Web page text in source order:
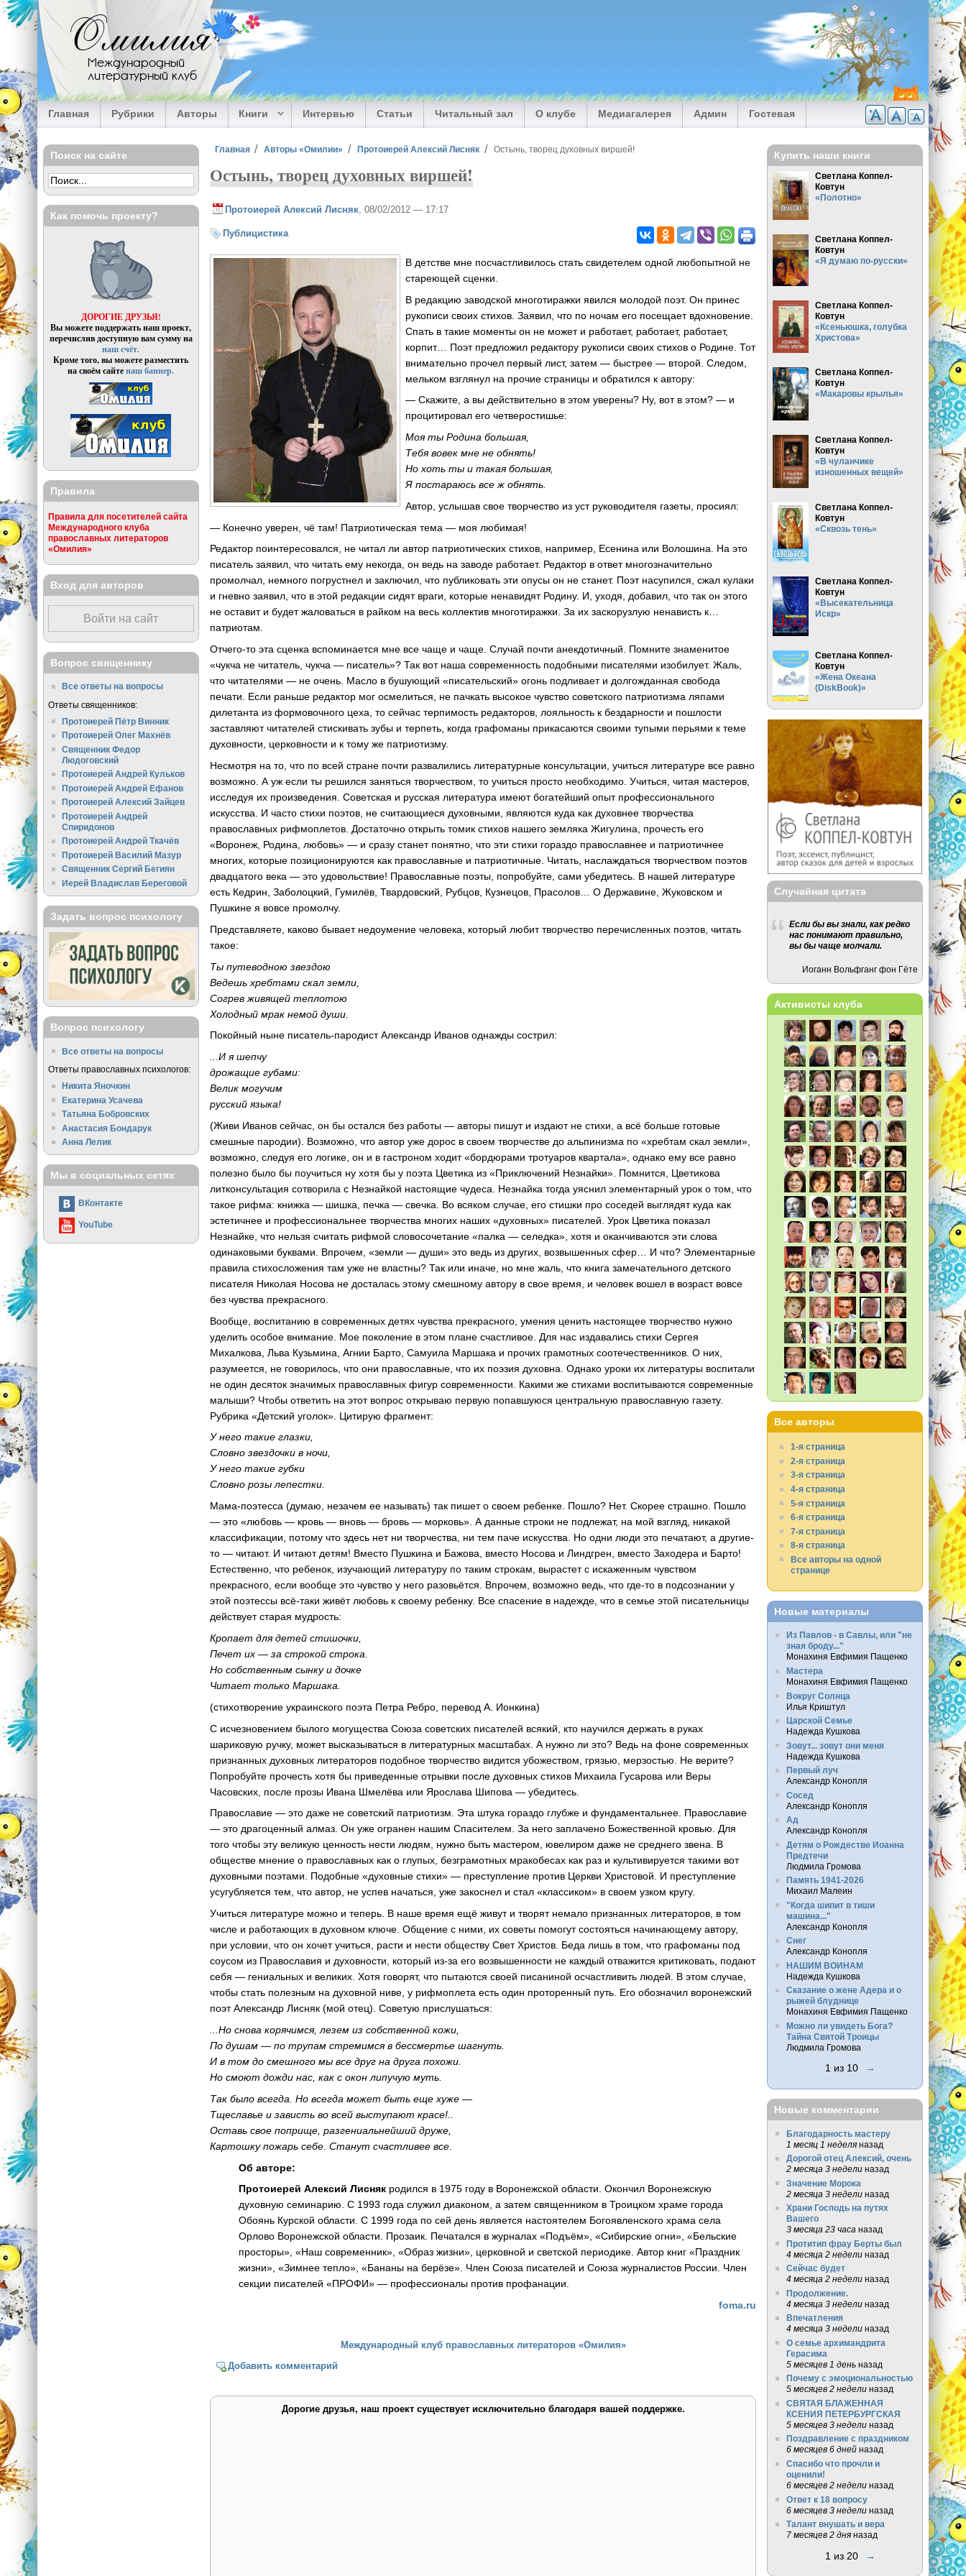
Перейти к основному содержанию
Омилия
Международный
литературный клуб
Главная Рубрики Авторы Книги Интервью Статьи Читальный зал О клубе Медиагалерея Админ Гостевая
Вы здесь
Главная Авторы «Омилии» Протоиерей Алексий Лисняк Остынь, творец духовных виршей!
Остынь, творец духовных виршей!
Протоиерей Алексий Лисняк , 08/02/2012 — 17:17
Публицистика
В детстве мне посчастливилось стать свидетелем одной любопытной не
стареющей сценки.
В редакцию заводской многотиражки явился молодой поэт. Он принес
рукописи своих стихов. Заявил, что по ночам его посещает вдохновение.
Спать в такие моменты он не может и работает, работает, работает,
корпит… Поэт предложил редактору рукописи своих стихов о Родине. Тот
внимательно прочел первый лист, затем — быстрее — второй. Следом,
мельком взглянул на прочие страницы и обратился к автору:
— Скажите, а вы действительно в этом уверены? Ну, вот в этом? — и
процитировал его четверостишье:
Моя ты Родина большая,
Тебя вовек мне не обнять!
Но хоть ты и такая большая,
Я постараюсь все ж обнять.
Автор, услышав свое творчество из уст руководителя газеты, просиял:
— Конечно уверен, чё там! Патриотическая тема — моя любимая!
Редактор поинтересовался, не читал ли автор патриотических стихов, например, Есенина или Волошина. На это
писатель заявил, что читать ему некогда, он ведь на заводе работает. Редактор в ответ многозначительно
промолчал, немного погрустнел и заключил, что публиковать эти опусы он не станет. Поэт насупился, сжал кулаки
и гневно заявил, что в этой редакции сидят враги, которые ненавидят Родину. И, уходя, добавил, что так он этого
не оставит и будет жаловаться в райком на весь коллектив многотиражки. За их заскорузлую ненависть к…
патриотам.
Отчего-то эта сценка вспоминается мне все чаще и чаще. Случай почти анекдотичный. Помните знаменитое
«чукча не читатель, чукча — писатель»? Так вот наша современность подобными писателями изобилует. Жаль,
что читателями — не очень. Масло в бушующий «писательский» огонь подливает и долгожданная свобода
печати. Если раньше редактор мог осмелиться, не пачкать высокое чувство советского патриотизма ляпами
дилетанта из формовочного цеха, то сейчас терпимость редакторов, лояльность к бездарности и пошлости
заставляют читателей стискивать зубы и терпеть, когда графоманы прикасаются своими тупыми перьями к теме
духовности, церковности и к тому же патриотизму.
Несмотря на то, что по всей стране почти развалились литературные консультации, учиться литературе все равно
возможно. А уж если ты решился заняться творчеством, то учиться просто необходимо. Учиться, читая мастеров,
исследуя их произведения. Советская и русская литература имеют богатейший опыт профессионального
искусства. И часто стихи поэтов, не считающиеся духовными, являются куда как духовнее творчества
православных рифмоплетов. Достаточно открыть томик стихов нашего земляка Жигулина, прочесть его
«Воронеж, Родина, любовь» — и сразу станет понятно, что эти стихи гораздо православнее и патриотичнее
многих, которые позиционируются как православные и патриотичные. Читать, наслаждаться творчеством поэтов
двадцатого века — это удовольствие! Православные поэты, попробуйте, сами убедитесь. В нашей литературе
есть Кедрин, Заболоцкий, Гумилёв, Твардовский, Рубцов, Кузнецов, Прасолов… О Державине, Жуковском и
Пушкине я вовсе промолчу.
Представляете, каково бывает недоумение человека, который любит творчество перечисленных поэтов, читать
такое:
Ты путеводною звездою
Ведешь хребтами скал земли,
Согрев живящей теплотою
Холодный мрак немой души.
Покойный ныне писатель-пародист Александр Иванов однажды сострил:
...И я шепчу
дрожащие губами:
Велик могучим
русский языка!
(Живи Иванов сейчас, он бы остался без работы — авторы пишут и издают не стихи, а всё больше готовые
смешные пародии). Возможно, что автор уже дорос в своем творчестве до альпинизма по «хребтам скал земли»,
возможно, следуя его логике, он и в гастроном ходит «бордюрами тротуаров квартала», однако ему все равно
полезно было бы поучиться ну хотя бы у поэта Цветика из «Приключений Незнайки». Помнится, Цветикова
литконсультация сотворила с Незнайкой настоящие чудеса. Незнайка тогда уяснил элементарный урок о том, что
такое рифма: книжка — шишка, печка — свечка. Во всяком случае, его стишки про соседей выглядят куда как
эстетичнее и профессиональнее творчества многих наших «духовных» писателей. Урок Цветика показал
Незнайке, что нельзя считать рифмой словосочетание «палка — селедка», хотя и оканчиваются эти слова
одинаковыми буквами. Впрочем, «земли — души» это ведь из других, возвышенных сфер… И что? Элементарные
правила стихосложения там уже не властны? Так или иначе, но мне жаль, что книга замечательного детского
писателя Николая Носова не досталась этому смешному автору в свое время, и человек вошел в возраст вовсе
без чувства прекрасного.
Вообще, воспитанию в современных детях чувства прекрасного, умения ценить настоящее творчество нужно
уделить особое внимание. Мое поколение в этом плане счастливое. Для нас издавались стихи Сергея
Михалкова, Льва Кузьмина, Агнии Барто, Самуила Маршака и прочих грамотных соотечественников. О них,
разумеется, не говорилось, что они православные, что их поэзия духовна. Однако уроки их литературы воспитали
не один десяток значимых православных фигур современности. Какими же стихами воспитываются современные
малыши? Чтобы ответить на этот вопрос открываю первую попавшуюся центральную православную газету.
Рубрика «Детский уголок». Цитирую фрагмент:
У него такие глазки,
Словно звездочки в ночи,
У него такие губки
Словно розы лепестки.
Мама-поэтесса (думаю, незачем ее называть) так пишет о своем ребенке. Пошло? Нет. Скорее страшно. Пошло
— это «любовь — кровь — вновь — бровь — морковь». А данные строки не подлежат, на мой взгляд, никакой
классификации, потому что здесь нет ни творчества, ни тем паче искусства. Но одни люди это печатают, а другие-
то — читают. И читают детям! Вместо Пушкина и Бажова, вместо Носова и Линдгрен, вместо Заходера и Барто!
Естественно, что ребенок, изучающий литературу по таким строкам, вырастет с искаженным чувством
прекрасного, если вообще это чувство у него разовьётся. Впрочем, возможно ведь, что где-то в подсознании у
этой поэтессы всё-таки живёт любовь к своему ребенку. Все спасение в надежде, что в семье этой писательницы
действует старая мудрость:
Кропает для детей стишочки,
Печет их — за строкой строка.
Но собственным сынку и дочке
Читает только Маршака.
(стихотворение украинского поэта Петра Ребро, перевод А. Ионкина)
С исчезновением былого могущества Союза советских писателей всякий, кто научился держать в руках
шариковую ручку, может высказываться в литературных масштабах. А нужно ли это? Ведь на фоне современных
признанных духовных литераторов подобное творчество видится убожеством, грязью, мерзостью. Не верите?
Попробуйте прочесть хотя бы приведенные отрывки после духовных стихов Михаила Гусарова или Веры
Часовских, после прозы Ивана Шмелёва или Ярослава Шипова — убедитесь.
Православие — это даже не советский патриотизм. Эта штука гораздо глубже и фундаментальнее. Православие
— это драгоценный алмаз. Он уже огранен нашим Спасителем. За него заплачено Божественной кровью. Для
того чтобы эту великую ценность нести людям, нужно быть мастером, ювелиром даже не среднего звена. В
обществе мнение о православных как о глупых, безграмотных мракобесах как раз и культивируется такими вот
духовными поэтами. Подобные «духовные стихи» — преступление против Церкви Христовой. И преступление
усугубляется тем, что автор, не успев начаться, уже закоснел и стал «классиком» в своем узком кругу.
Учиться литературе можно и теперь. В наше время ещё живут и творят немало признанных литераторов, в том
числе и работающих в духовном ключе. Общение с ними, их советы помогут состояться начинающему автору,
при условии, что он хочет учиться, расти и нести обществу Свет Христов. Беда лишь в том, что графоманы под
соусом из Православия и духовности, который из-за его возвышенности не каждый отважится критиковать, подают
себя — гениальных и великих. Хотя говорят, что пытаются своей писаниной осчастливить людей. В этом случае,
чтобы стать полезным на духовной ниве, у рифмоплета есть один проторенный путь. Его обозначил воронежский
поэт Александр Лисняк (мой отец). Советую прислушаться:
...Но снова корячимся, лезем из собственной кожи,
По душам — по трупам стремимся в бессмертье шагнуть.
И в том до смешного мы все друг на друга похожи.
Но смоют дожди нас, как с окон липучую муть.
Так было всегда. Но всегда может быть еще хуже —
Тщеславье и зависть во всей выступают красе!..
Оставь свое поприще, разгениальнейший друже,
Картошку пожарь себе. Станут счастливее все.
Об авторе:
Протоиерей Алексий Лисняк родился в 1975 году в Воронежской области. Окончил Воронежскую
духовную семинарию. С 1993 года служил диаконом, а затем священником в Троицком храме города
Обоянь Курской области. С 1999 года по сей день является настоятелем Богоявленского храма села
Орлово Воронежской области. Прозаик. Печатался в журналах «Подъём», «Сибирские огни», «Бельские
просторы», «Наш современник», «Образ жизни», церковной и светской периодике. Автор книг «Праздник
жизни», «Зимнее тепло», «Бананы на берёзе». Член Союза писателей и Союза журналистов России. Член
секции писателей «ПРОФИ» — профессионалы против профанации.
foma.ru
Международный клуб православных литераторов «Омилия»
Добавить комментарий
Дорогие друзья, наш проект существует исключительно благодаря вашей поддержке.
Поиск на сайте
Как помочь проекту?
ДОРОГИЕ ДРУЗЬЯ!
Вы можете поддержать наш проект,
перечислив доступную вам сумму на
наш счёт.
Кроме того, вы можете разместить
на своём сайтенаш баннер.
Правила
Правила для посетителей сайта
Международного клуба
православных литераторов
«Омилия»
Вход для авторов
Войти на сайт
Вопрос священнику
Все ответы на вопросы
Ответы священников:
Протоиерей Пётр Винник
Протоиерей Олег Махнёв
Священник Федор
Людоговский
Протоиерей Андрей Кульков
Протоиерей Андрей Ефанов
Протоиерей Алексий Зайцев
Протоиерей Андрей
Спиридонов
Протоиерей Андрей Ткачёв
Протоиерей Василий Мазур
Священник Сергий Бегиян
Иерей Владислав Береговой
Задать вопрос психологу
Вопрос психологу
Все ответы на вопросы
Ответы православных психологов:
Никита Яночкин
Екатерина Усачева
Татьяна Бобровских
Анастасия Бондарук
Анна Лелик
Мы в социальных сетях
ВКонтакте
YouTube
Купить наши книги
Светлана Коппел-
Ковтун
«Полотно»
Светлана Коппел-
Ковтун
«Я думаю по-русски»
Светлана Коппел-
Ковтун
«Ксеньюшка, голубка
Христова»
Светлана Коппел-
Ковтун
«Макаровы крылья»
Светлана Коппел-
Ковтун
«В чуланчике
изношенных вещей»
Светлана Коппел-
Ковтун
«Сквозь тень»
Светлана Коппел-
Ковтун
«Высекательница
Искр»
Светлана Коппел-
Ковтун
«Жена Океана
(DiskBook)»
Случайная цитата
Если бы вы знали, как редко
нас понимают правильно,
вы бы чаще молчали.
Иоганн Вольфганг фон Гёте
Активисты клуба
Все авторы
1-я страница
2-я страница
3-я страница
4-я страница
5-я страница
6-я страница
7-я страница
8-я страница
Все авторы на одной
странице
Новые материалы
Из Павлов - в Савлы, или "не
зная броду..."
Монахиня Евфимия Пащенко
Мастера
Монахиня Евфимия Пащенко
Вокруг Солнца
Илья Криштул
Царской Семье
Надежда Кушкова
Зовут... зовут они меня
Надежда Кушкова
Первый луч
Александр Конопля
Сосед
Александр Конопля
Ад
Александр Конопля
Детям о Рождестве Иоанна
Предтечи
Людмила Громова
Память 1941-2026
Михаил Малеин
"Когда шипит в тиши
машина..."
Александр Конопля
Снег
Александр Конопля
НАШИМ ВОИНАМ
Надежда Кушкова
Сказание о жене Адера и о
рыжей блуднице
Монахиня Евфимия Пащенко
Можно ли увидеть Бога?
Тайна Святой Троицы
Людмила Громова
1 из 10 →
Новые комментарии
Благодарность мастеру
1 месяц 1 неделяназад
Дорогой отец Алексий, очень
2 месяца 3 неделиназад
Значение Морока
2 месяца 3 неделиназад
Храни Господь на путях
Вашего
3 месяца 23 часа назад
Протитип фрау Берты был
4 месяца 2 неделиназад
Сейчас будет
4 месяца 2 неделиназад
Продолжение.
4 месяца 3 неделиназад
Впечатления
4 месяца 3 неделиназад
О семье архимандрита
Герасима
5 месяцев 1 деньназад
Почему с эмоциональностью
5 месяцев 2 неделиназад
СВЯТАЯ БЛАЖЕННАЯ
КСЕНИЯ ПЕТЕРБУРГСКАЯ
5 месяцев 3 неделиназад
Поздравление с праздником
6 месяцев 6 днейназад
Спасибо что прочли и
оценили!
6 месяцев 2 неделиназад
Ответ к 18 вопросу
6 месяцев 3 неделиназад
Талант внушать и вера
7 месяцев 2 дняназад
1 из 20 →